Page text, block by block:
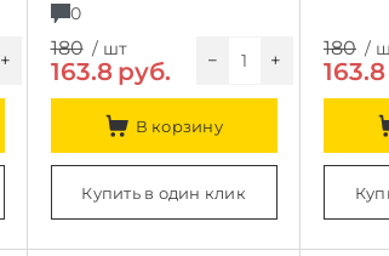
+
0
/ шт
180
163.8 руб. +
−
В корзину
Купить в один клик
/
180
163.8